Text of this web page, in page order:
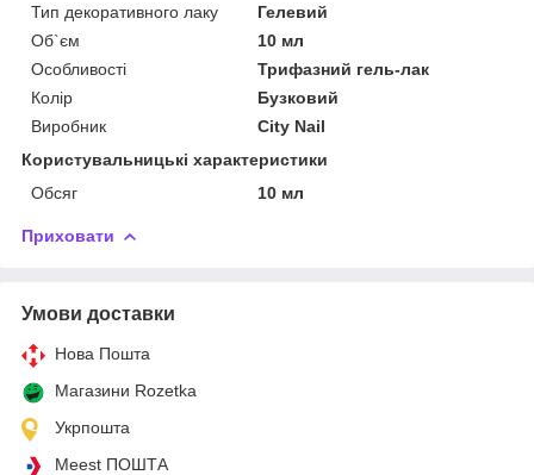
Тип декоративного лаку
Гелевий
Об`єм
10 мл
Особливості
Трифазний гель-лак
Колір
Бузковий
Виробник
City Nail
Користувальницькі характеристики
Обсяг
10 мл
Приховати
Умови доставки
Нова Пошта
Магазини Rozetka
Укрпошта
Meest ПОШТА